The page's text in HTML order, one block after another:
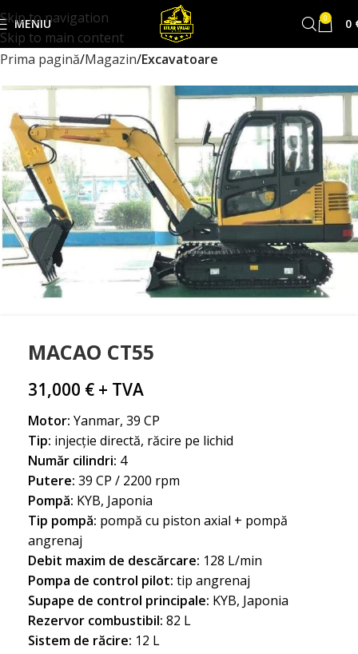
Skip to navigation
Skip to main content
MENIU 0 0
Prima pagină Magazin Excavatoare
MACAO CT55
31,000 € + TVA
Motor: Yanmar, 39 CP
Tip: injecție directă, răcire pe lichid
Număr cilindri: 4
Putere: 39 CP / 2200 rpm
Pompă: KYB, Japonia
Tip pompă: pompă cu piston axial + pompă
angrenaj
Debit maxim de descărcare: 128 L/min
Pompa de control pilot: tip angrenaj
Supape de control principale: KYB, Japonia
Rezervor combustibil: 82 L
Sistem de răcire: 12 L